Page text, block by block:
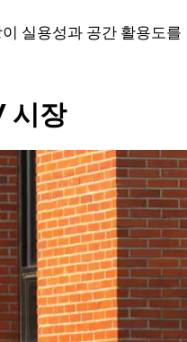
실용성과 공간 활용도를
시장